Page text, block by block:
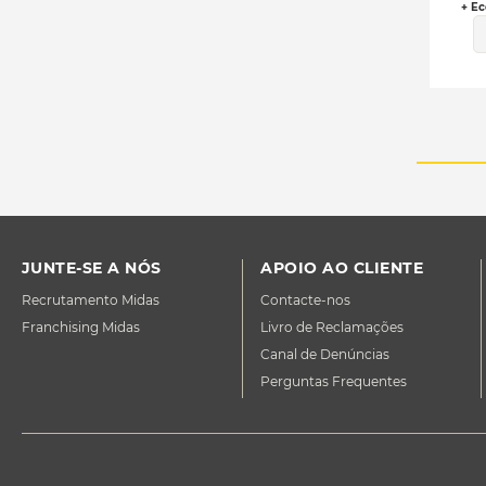
+
JUNTE-SE A NÓS
Recrutamento Midas
Franchising Midas
APOIO AO CLIENTE
Contacte-nos
Livro de Reclamações
Canal de Denúncias
Perguntas Frequentes